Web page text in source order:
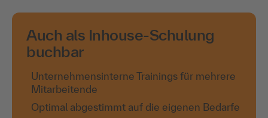
Auch als Inhouse-Schulung
buchbar
Unternehmensinterne Trainings für mehrere
Mitarbeitende
Optimal abgestimmt auf die eigenen Bedarfe